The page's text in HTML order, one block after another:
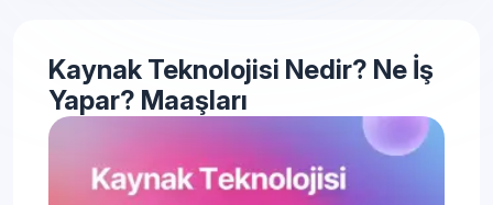
Kaynak Teknolojisi Nedir? Ne İş
Yapar? Maaşları